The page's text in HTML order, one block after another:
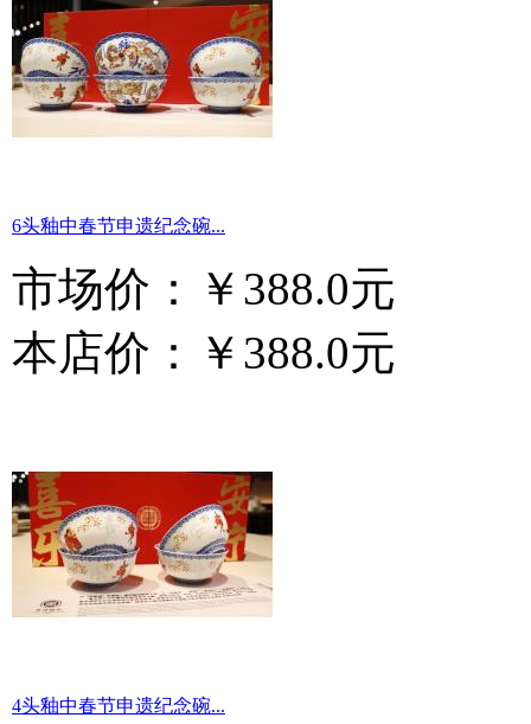
6头釉中春节申遗纪念碗...
市场价：
￥388.0元
本店价：
￥388.0元
4头釉中春节申遗纪念碗...